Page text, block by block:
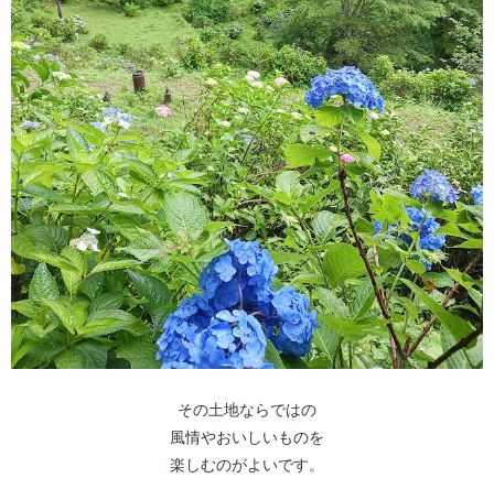
その土地ならではの
風情やおいしいものを
楽しむのがよいです。